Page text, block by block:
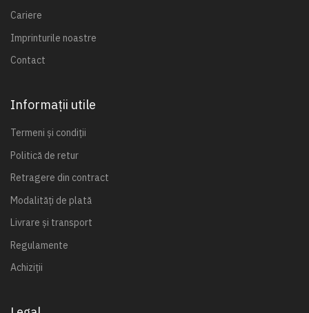
Cariere
Imprinturile noastre
Contact
Informații utile
Termeni și condiții
Politică de retur
Retragere din contract
Modalități de plată
Livrare și transport
Regulamente
Achiziții